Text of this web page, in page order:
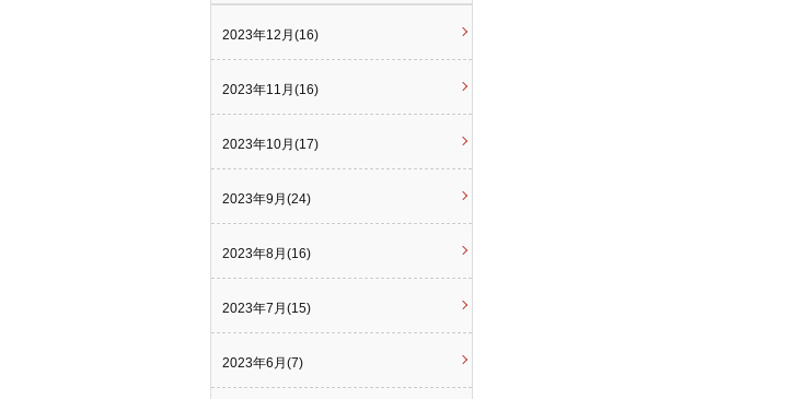
2023年12月(16)
2023年11月(16)
2023年10月(17)
2023年9月(24)
2023年8月(16)
2023年7月(15)
2023年6月(7)